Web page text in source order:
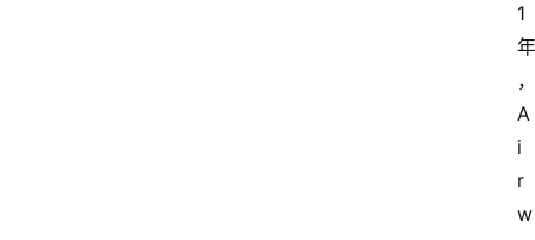
1
年
，
A
i
r
w